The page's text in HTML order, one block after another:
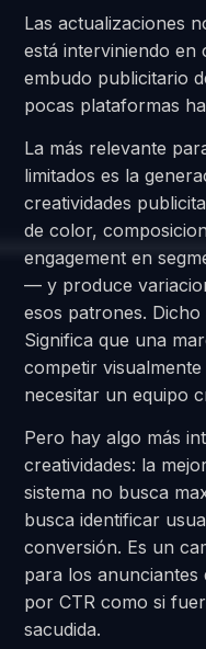
Las actualizaciones
está interviniendo
embudo publicitario
pocas plataformas
La más relevante
limitados es la
creatividades
de color,
engagement en
— y produce
esos patrones.
Significa que una
competir
necesitar un equipo
Pero hay algo más
creatividades: la
sistema no busca
busca identificar
conversión. Es un
para los anunciantes
por CTR como si
sacudida.